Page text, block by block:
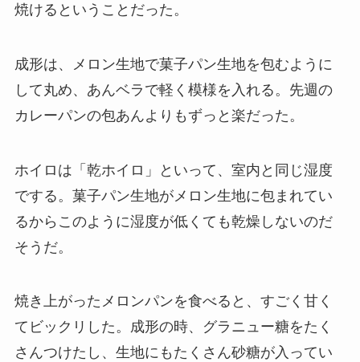
焼けるということだった。
成形は、メロン生地で菓子パン生地を包むように
して丸め、あんベラで軽く模様を入れる。先週の
カレーパンの包あんよりもずっと楽だった。
ホイロは「乾ホイロ」といって、室内と同じ湿度
でする。菓子パン生地がメロン生地に包まれてい
るからこのように湿度が低くても乾燥しないのだ
そうだ。
焼き上がったメロンパンを食べると、すごく甘く
てビックリした。成形の時、グラニュー糖をたく
さんつけたし、生地にもたくさん砂糖が入ってい